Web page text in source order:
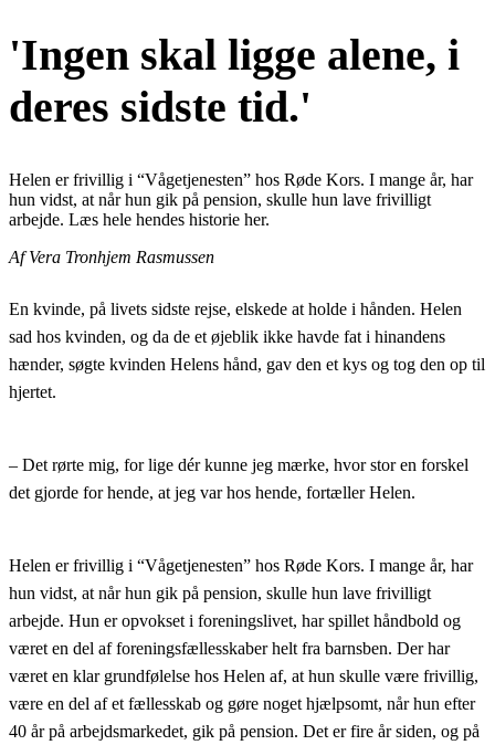
'Ingen skal ligge alene, i
deres sidste tid.'
Helen er frivillig i “Vågetjenesten” hos Røde Kors. I mange år, har
hun vidst, at når hun gik på pension, skulle hun lave frivilligt
arbejde. Læs hele hendes historie her.
Af Vera Tronhjem Rasmussen
En kvinde, på livets sidste rejse, elskede at holde i hånden. Helen
sad hos kvinden, og da de et øjeblik ikke havde fat i hinandens
hænder, søgte kvinden Helens hånd, gav den et kys og tog den op til
hjertet.
– Det rørte mig, for lige dér kunne jeg mærke, hvor stor en forskel
det gjorde for hende, at jeg var hos hende, fortæller Helen.
Helen er frivillig i “Vågetjenesten” hos Røde Kors. I mange år, har
hun vidst, at når hun gik på pension, skulle hun lave frivilligt
arbejde. Hun er opvokset i foreningslivet, har spillet håndbold og
været en del af foreningsfællesskaber helt fra barnsben. Der har
været en klar grundfølelse hos Helen af, at hun skulle være frivillig,
være en del af et fællesskab og gøre noget hjælpsomt, når hun efter
40 år på arbejdsmarkedet, gik på pension. Det er fire år siden, og på